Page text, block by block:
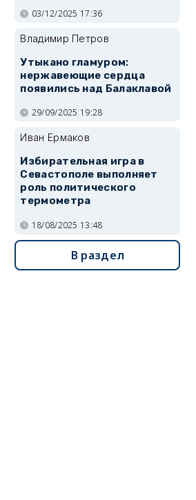
03/12/2025 17:36
Владимир Петров
Утыкано гламуром:
нержавеющие сердца
появились над Балаклавой
29/09/2025 19:28
Иван Ермаков
Избирательная игра в
Севастополе выполняет
роль политического
термометра
18/08/2025 13:48
В раздел